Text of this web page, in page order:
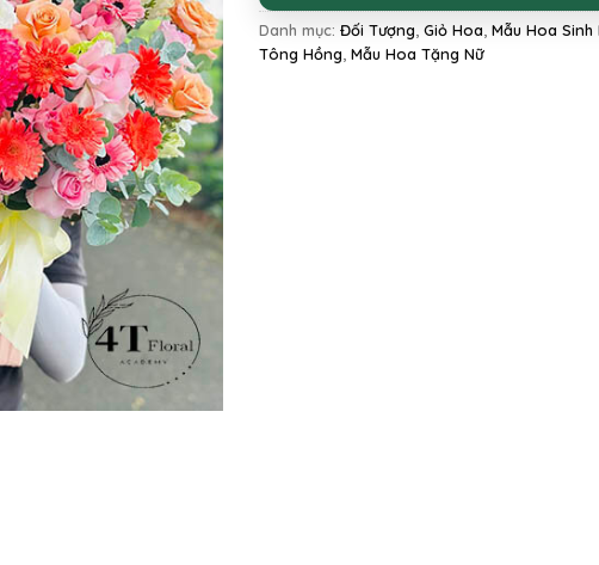
Danh mục: Đối Tượng Giỏ Hoa Mẫu Hoa Sinh
Tông Hồng Mẫu Hoa Tặng Nữ